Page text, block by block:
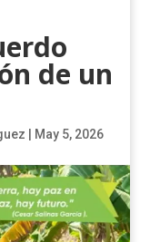
de un
May 5, 2026